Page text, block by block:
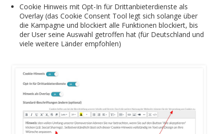
Cookie Hinweis mit Opt-In für Drittanbieterdienste als
Overlay (das Cookie Consent Tool legt sich solange über
die Kampagne und blockiert alle Funktionen blockiert, bis
der User seine Auswahl getroffen hat (für Deutschland und
viele weitere Länder empfohlen)